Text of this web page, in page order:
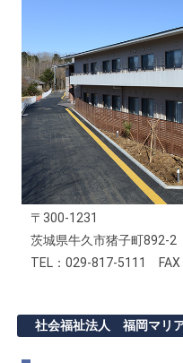
〒300-1231
茨城県牛久市猪子町892-2
TEL：029-817-5111 FAX
社会福祉法人 福岡マリ